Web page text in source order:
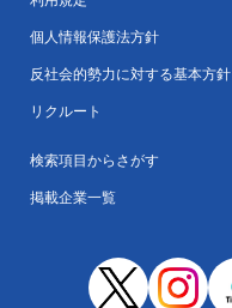
個人情報保護法方針
反社会的勢力に対する基本方針
リクルート
検索項目からさがす
掲載企業一覧